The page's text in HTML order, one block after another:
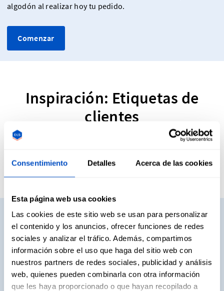
Consentimiento Detalles Acerca de las cookies
Esta página web usa cookies
Las cookies de este sitio web se usan para personalizar
el contenido y los anuncios, ofrecer funciones de redes
sociales y analizar el tráfico. Además, compartimos
información sobre el uso que haga del sitio web con
nuestros partners de redes sociales, publicidad y análisis
web, quienes pueden combinarla con otra información
que les haya proporcionado o que hayan recopilado a
algodón al realizar hoy tu pedido.
Comenzar
Inspiración: Etiquetas de
clientes
Qué opinan nuestros clientes
¿Quieres solicitar muestras?
¿Quieres ver y tocar físicamente las etiquetas antes de
decidir qué etiquetas comprar? No te preocupes. ¡Pide tus
lotes de etiquetas de muestra y te las enviamos
directamente!